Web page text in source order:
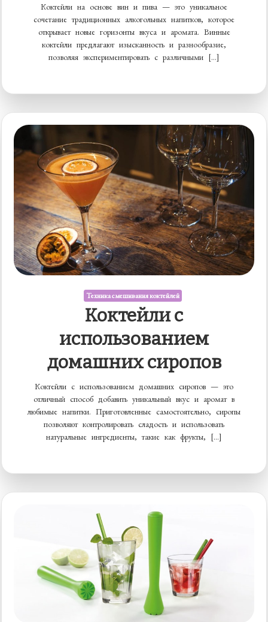
Коктейли на основе вин и пива — это уникальное
сочетание традиционных алкогольных напитков, которое
открывает новые горизонты вкуса и аромата. Винные
коктейли предлагают изысканность и разнообразие,
позволяя экспериментировать с различными […]
Техника смешивания коктейлей
Коктейли с
использованием
домашних сиропов
Коктейли с использованием домашних сиропов — это
отличный способ добавить уникальный вкус и аромат в
любимые напитки. Приготовленные самостоятельно, сиропы
позволяют контролировать сладость и использовать
натуральные ингредиенты, такие как фрукты, […]